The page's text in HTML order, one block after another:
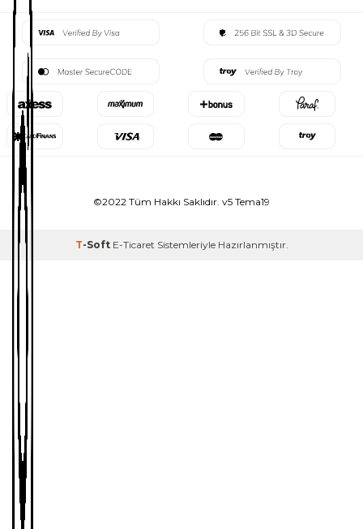
©2022 Tüm Hakkı Saklıdır. v5 Tema19
T-Soft E-Ticaret Sistemleriyle Hazırlanmıştır.